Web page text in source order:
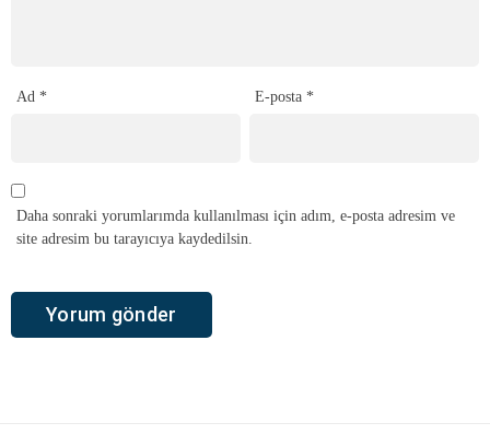
Ad * E-posta *
Daha sonraki yorumlarımda kullanılması için adım, e-posta adresim ve
site adresim bu tarayıcıya kaydedilsin.